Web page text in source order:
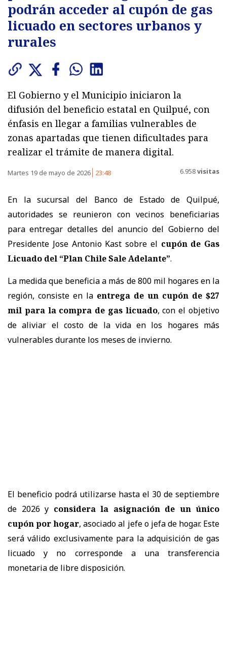
podrán acceder al cupón de gas
licuado en sectores urbanos y
rurales
El Gobierno y el Municipio iniciaron la
difusión del beneficio estatal en Quilpué, con
énfasis en llegar a familias vulnerables de
zonas apartadas que tienen dificultades para
realizar el trámite de manera digital.
Martes 19 de mayo de 2026 23:48 6.958visitas
En la sucursal del Banco de Estado de Quilpué,
autoridades se reunieron con vecinos beneficiarias
para entregar detalles del anuncio del Gobierno del
Presidente Jose Antonio Kast sobre el cupón de Gas
Licuado del “Plan Chile Sale Adelante”.
La medida que beneficia a más de 800 mil hogares en la
región, consiste en la entrega de un cupón de $27
mil para la compra de gas licuado, con el objetivo
de aliviar el costo de la vida en los hogares más
vulnerables durante los meses de invierno.
El beneficio podrá utilizarse hasta el 30 de septiembre
de 2026 y considera la asignación de un único
cupón por hogar, asociado al jefe o jefa de hogar. Este
será válido exclusivamente para la adquisición de gas
licuado y no corresponde a una transferencia
monetaria de libre disposición.